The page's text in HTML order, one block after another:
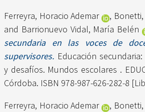
Ferreyra, Horacio Ademar
,
and Barrionuevo Vidal, María Belén
secundaria en las voces de
supervisores. Educación
y desafíos. Mundos escolares .
Córdoba. ISBN 978-987-626-282-8
Ferreyra, Horacio Ademar
,